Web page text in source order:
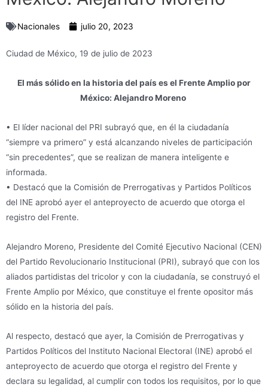
Nacionales julio 20, 2023
Ciudad de México, 19 de julio de 2023
El más sólido en la historia del país es el Frente Amplio por
México: Alejandro Moreno
• El líder nacional del PRI subrayó que, en él la ciudadanía
“siempre va primero” y está alcanzando niveles de participación
“sin precedentes”, que se realizan de manera inteligente e
informada.
• Destacó que la Comisión de Prerrogativas y Partidos Políticos
del INE aprobó ayer el anteproyecto de acuerdo que otorga el
registro del Frente.
Alejandro Moreno, Presidente del Comité Ejecutivo Nacional (CEN)
del Partido Revolucionario Institucional (PRI), subrayó que con los
aliados partidistas del tricolor y con la ciudadanía, se construyó el
Frente Amplio por México, que constituye el frente opositor más
sólido en la historia del país.
Al respecto, destacó que ayer, la Comisión de Prerrogativas y
Partidos Políticos del Instituto Nacional Electoral (INE) aprobó el
anteproyecto de acuerdo que otorga el registro del Frente y
declara su legalidad, al cumplir con todos los requisitos, por lo que